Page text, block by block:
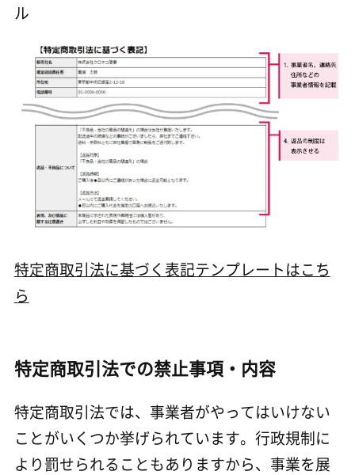
ル
特定商取引法に基づく表記テンプレートはこち
ら
特定商取引法での禁止事項・内容
特定商取引法では、事業者がやってはいけない
ことがいくつか挙げられています。行政規制に
より罰せられることもありますから、事業を展